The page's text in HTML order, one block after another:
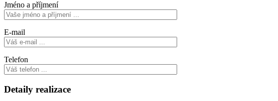
Jméno a příjmení
E-mail
Telefon
Detaily realizace